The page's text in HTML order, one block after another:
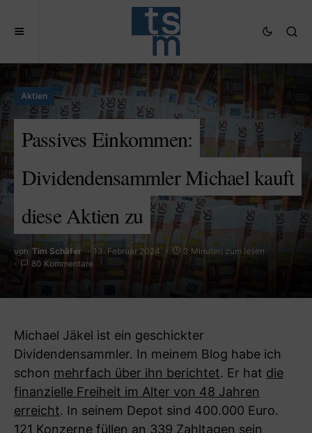
Aktien
Passives Einkommen:
Dividendensammler Michael kauft
diese Aktien zu
von Tim Schäfer 13. Februar 2024
3 Minuten zum lesen
80 Kommentare
Michael Jäkel ist ein geschickter
Dividendensammler. In meinem Blog habe ich
schon mehrfach über ihn berichtet. Er hat die
finanzielle Freiheit im Alter von 48 Jahren
erreicht. In seinem Depot sind 400.000 Euro.
121 Konzerne füllen an 339 Zahltagen sein